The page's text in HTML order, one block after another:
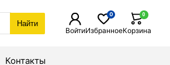
Найти
ВойтиИзбранное
0
Корзина
0
Контакты